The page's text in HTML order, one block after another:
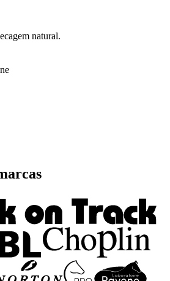
natural.